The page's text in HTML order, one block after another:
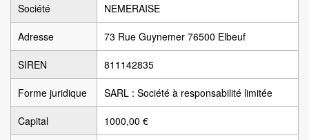
Société NEMERAISE
Adresse 73 Rue Guynemer 76500 Elbeuf
SIREN 811142835
Forme juridique SARL : Société à responsabilité limitée
Capital 1000,00 €